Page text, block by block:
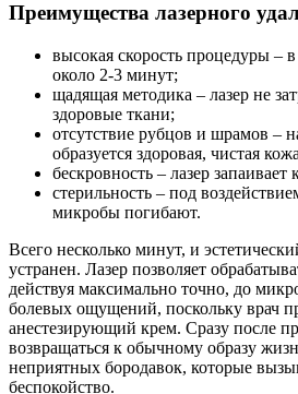
Преимущества лазерного
высокая скорость процедуры –
около 2-3 минут;
щадящая методика – лазер не
здоровые ткани;
отсутствие рубцов и шрамов –
образуется здоровая, чистая
бескровность – лазер
стерильность – под
микробы погибают.
Всего несколько минут, и
устранен. Лазер позволяет
действуя максимально точно, до
болевых ощущений, поскольку врач
анестезирующий крем. Сразу после
возвращаться к обычному образу
неприятных бородавок, которые
беспокойство.